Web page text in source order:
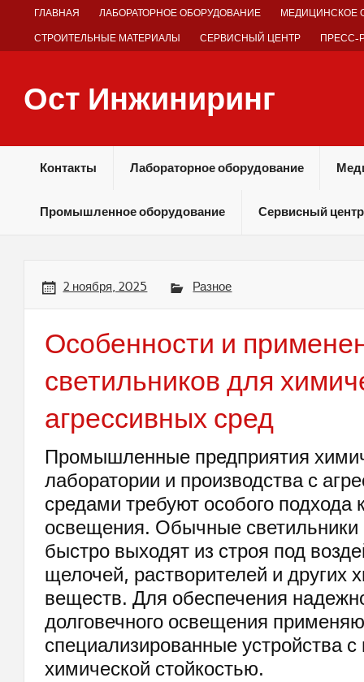
ГЛАВНАЯ ЛАБОРАТОРНОЕ ОБОРУДОВАНИЕ МЕДИЦИНСКОЕ
СТРОИТЕЛЬНЫЕ МАТЕРИАЛЫ СЕРВИСНЫЙ ЦЕНТР ПРЕСС-
Ост Инжиниринг
Контакты Лабораторное оборудование
Промышленное оборудование Сервисный центр
2 ноября, 2025 Разное
Особенности и
светильников для
агрессивных сред
Промышленные предприятия
лаборатории и производства с
средами требуют особого подхода
освещения. Обычные светильники
быстро выходят из строя под
щелочей, растворителей и других
веществ. Для обеспечения
долговечного освещения
специализированные устройства
химической стойкостью.